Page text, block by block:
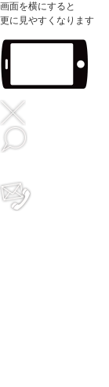
画面を横にすると
更に見やすくなります